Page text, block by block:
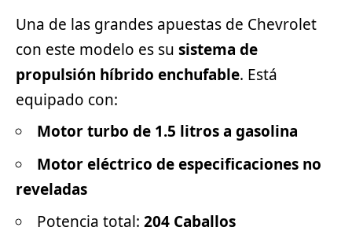
Una de las grandes apuestas de Chevrolet
con este modelo es su sistema de
propulsión híbrido enchufable. Está
equipado con:
Motor turbo de 1.5 litros a gasolina
Motor eléctrico de especificaciones no
reveladas
Potencia total: 204 Caballos